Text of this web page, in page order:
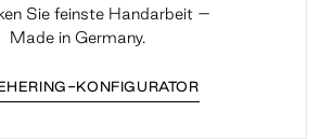
Sie feinste Handarbeit –
Made in Germany.
KONFIGURATOR